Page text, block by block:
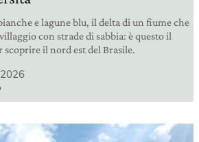
e lagune blu, il delta di un fiume che
con strade di sabbia: è questo il
il nord est del Brasile.